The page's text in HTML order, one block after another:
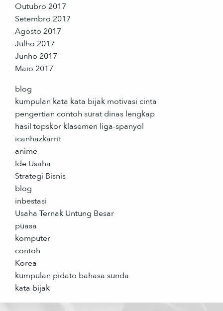
Outubro 2017
Setembro 2017
Agosto 2017
Julho 2017
Junho 2017
Maio 2017
blog
kumpulan kata kata bijak motivasi cinta
pengertian contoh surat dinas lengkap
hasil topskor klasemen liga-spanyol
icanhazkarrit
anime
Ide Usaha
Strategi Bisnis
blog
inbestasi
Usaha Ternak Untung Besar
puasa
komputer
contoh
Korea
kumpulan pidato bahasa sunda
kata bijak